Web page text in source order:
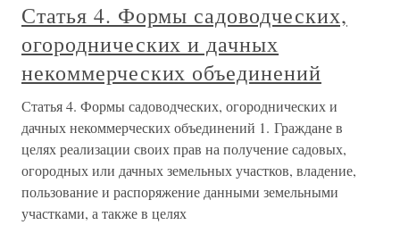
Статья 4. Формы садоводческих,
огороднических и дачных
некоммерческих объединений
Статья 4. Формы садоводческих, огороднических и
дачных некоммерческих объединений 1. Граждане в
целях реализации своих прав на получение садовых,
огородных или дачных земельных участков, владение,
пользование и распоряжение данными земельными
участками, а также в целях